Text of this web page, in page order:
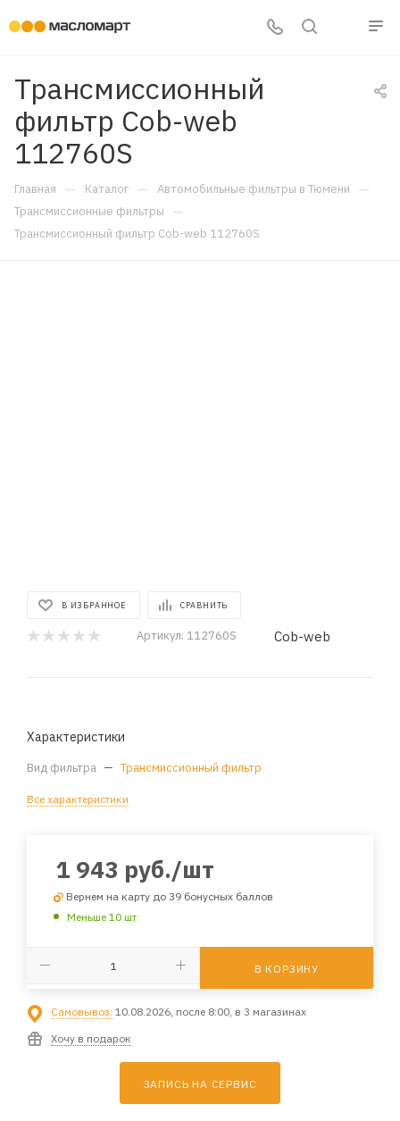
Трансмиссионный
фильтр Cob-web
112760S
Главная — Каталог — Автомобильные фильтры в Тюмени —
Трансмиссионные фильтры —
Трансмиссионный фильтр Cob-web 112760S
В ИЗБРАННОЕ СРАВНИТЬ
Артикул: 112760S Cob-web
Характеристики
Вид фильтра — Трансмиссионный фильтр
Все характеристики
1 943 руб./шт
Вернем на карту до 39 бонусных баллов
Меньше 10 шт
В КОРЗИНУ
Самовывоз: 10.08.2026, после 8:00, в 3 магазинах
Хочу в подарок
ЗАПИСЬ НА СЕРВИС